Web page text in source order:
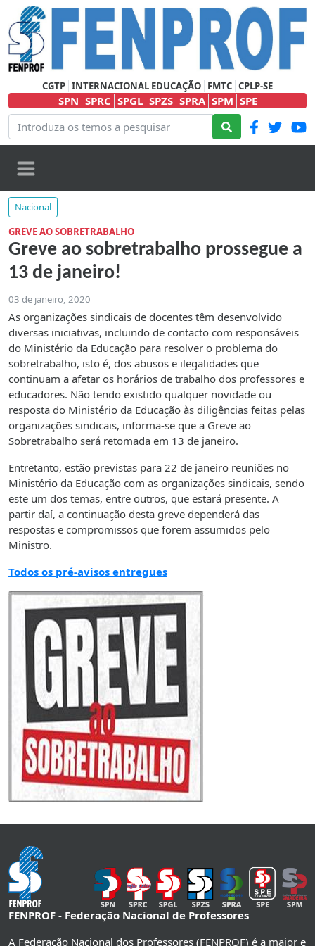
CGTP INTERNACIONAL EDUCAÇÃO FMTC CPLP-SE
SPN SPRC SPGL SPZS SPRA SPM SPE
Nacional
GREVE AO SOBRETRABALHO
Greve ao sobretrabalho prossegue a
13 de janeiro!
03 de janeiro, 2020
As organizações sindicais de docentes têm desenvolvido
diversas iniciativas, incluindo de contacto com responsáveis
do Ministério da Educação para resolver o problema do
sobretrabalho, isto é, dos abusos e ilegalidades que
continuam a afetar os horários de trabalho dos professores e
educadores. Não tendo existido qualquer novidade ou
resposta do Ministério da Educação às diligências feitas pelas
organizações sindicais, informa-se que a Greve ao
Sobretrabalho será retomada em 13 de janeiro.
Entretanto, estão previstas para 22 de janeiro reuniões no
Ministério da Educação com as organizações sindicais, sendo
este um dos temas, entre outros, que estará presente. A
partir daí, a continuação desta greve dependerá das
respostas e compromissos que forem assumidos pelo
Ministro.
Todos os pré-avisos entregues
FENPROF - Federação Nacional de Professores
A Federação Nacional dos Professores (FENPROF) é a maior e